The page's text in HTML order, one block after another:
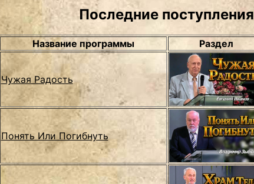
Последние поступления
Название программы Раздел
Чужая Радость
Понять Или Погибнуть